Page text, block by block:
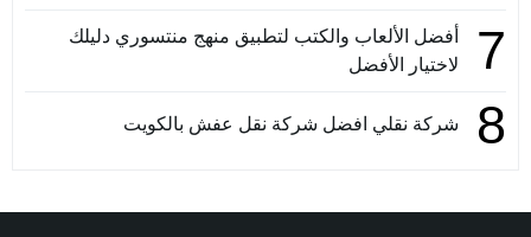
7
أفضل الألعاب والكتب لتطبيق منهج منتسوري دليلك
لاختيار الأفضل
8 شركة نقلي افضل شركة نقل عفش بالكويت